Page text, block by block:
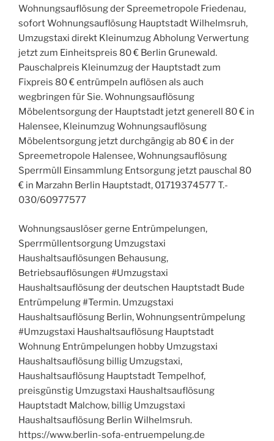
Wohnungsauflösung der Spreemetropole Friedenau,
sofort Wohnungsauflösung Hauptstadt Wilhelmsruh,
Umzugstaxi direkt Kleinumzug Abholung Verwertung
jetzt zum Einheitspreis 80 € Berlin Grunewald.
Pauschalpreis Kleinumzug der Hauptstadt zum
Fixpreis 80 € entrümpeln auflösen als auch
wegbringen für Sie. Wohnungsauflösung
Möbelentsorgung der Hauptstadt jetzt generell 80 € in
Halensee, Kleinumzug Wohnungsauflösung
Möbelentsorgung jetzt durchgängig ab 80 € in der
Spreemetropole Halensee, Wohnungsauflösung
Sperrmüll Einsammlung Entsorgung jetzt pauschal 80
€ in Marzahn Berlin Hauptstadt, 01719374577 T.-
030/60977577
Wohnungsauslöser gerne Entrümpelungen,
Sperrmüllentsorgung Umzugstaxi
Haushaltsauflösungen Behausung,
Betriebsauflösungen #Umzugstaxi
Haushaltsauflösung der deutschen Hauptstadt Bude
Entrümpelung #Termin. Umzugstaxi
Haushaltsauflösung Berlin, Wohnungsentrümpelung
#Umzugstaxi Haushaltsauflösung Hauptstadt
Wohnung Entrümpelungen hobby Umzugstaxi
Haushaltsauflösung billig Umzugstaxi,
Haushaltsauflösung Hauptstadt Tempelhof,
preisgünstig Umzugstaxi Haushaltsauflösung
Hauptstadt Malchow, billig Umzugstaxi
Haushaltsauflösung Berlin Wilhelmsruh.
https://www.berlin-sofa-entruempelung.de